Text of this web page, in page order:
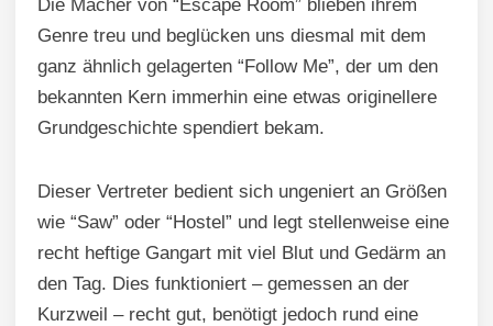
Die Macher von “Escape Room” blieben ihrem
Genre treu und beglücken uns diesmal mit dem
ganz ähnlich gelagerten “Follow Me”, der um den
bekannten Kern immerhin eine etwas originellere
Grundgeschichte spendiert bekam.
Dieser Vertreter bedient sich ungeniert an Größen
wie “Saw” oder “Hostel” und legt stellenweise eine
recht heftige Gangart mit viel Blut und Gedärm an
den Tag. Dies funktioniert – gemessen an der
Kurzweil – recht gut, benötigt jedoch rund eine